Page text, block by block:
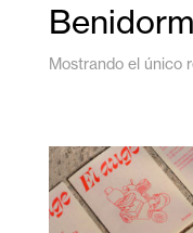
Benidorm
Mostrando el único